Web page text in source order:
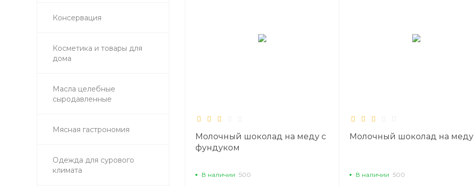
Консервация
Косметика и товары для
дома
Масла целебные
сыродавленные
Мясная гастрономия
Одежда для сурового
климата
Молочный шоколад на меду с
фундуком
В наличии 500
Молочный шоколад на меду
В наличии 500